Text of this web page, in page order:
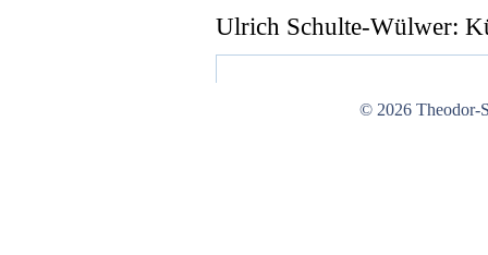
Ulrich Schulte-Wülwer:
© 2026 Theodor-